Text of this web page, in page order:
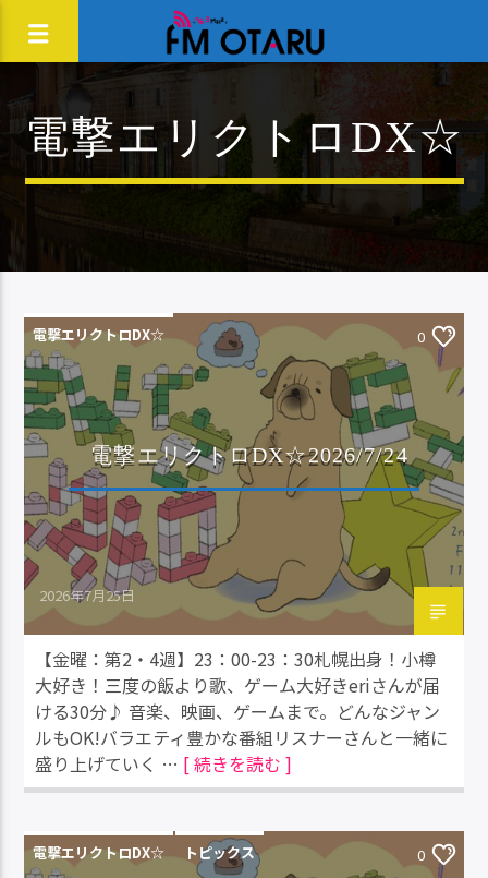
電撃エリクトロDX☆
電撃エリクトロDX☆ 0
電撃エリクトロDX☆2026/7/24
2026年7月25日
【金曜：第2・4週】23：00-23：30札幌出身！小樽
大好き！三度の飯より歌、ゲーム大好きeriさんが届
ける30分♪ 音楽、映画、ゲームまで。どんなジャン
ルもOK!バラエティ豊かな番組リスナーさんと一緒に
盛り上げていく … [ 続きを読む ]
電撃エリクトロDX☆ トピックス 0